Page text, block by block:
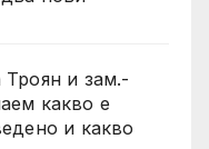
и зам.-
какво е
и какво